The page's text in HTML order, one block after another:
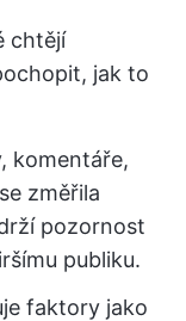
chtějí
jak to
komentáře,
změřila
pozornost
publiku.
faktory jako